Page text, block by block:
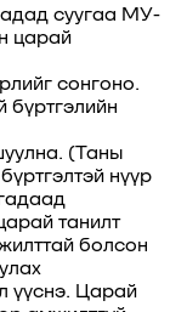
суугаа МУ-
царай
сонгоно.
бүртгэлийн
(Таны
нүүр
танилт
болсон
үүснэ. Царай